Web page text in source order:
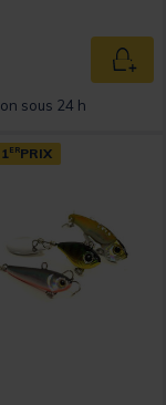
from
sous 24 h
1ERPRIX